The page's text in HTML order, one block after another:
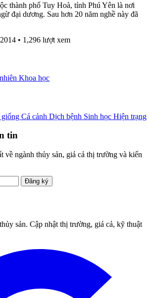
thành phố Tuy Hoà, tỉnh Phú Yên là nơi
đại dương. Sau hơn 20 năm nghề này đã
• 1,296 lượt xem
Khoa học
giống Cá cảnh Dịch bệnh Sinh học Hiện trạng
tin
về ngành thủy sản, giá cả thị trường và kiến
Đăng ký
sản. Cập nhật thị trường, giá cả, kỹ thuật